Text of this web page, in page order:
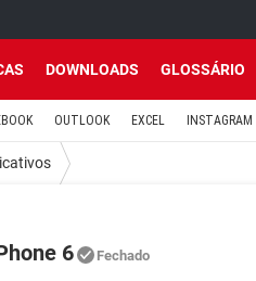
DOWNLOADS GLOSSÁRIO
OUTLOOK EXCEL INSTAGRAM
6 Fechado